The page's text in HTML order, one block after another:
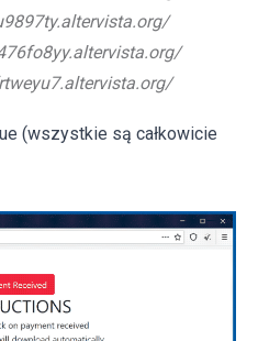
(wszystkie są całkowicie